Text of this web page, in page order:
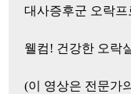
대사증후군 오락프
웰컴! 건강한 오락
(이 영상은 전문가